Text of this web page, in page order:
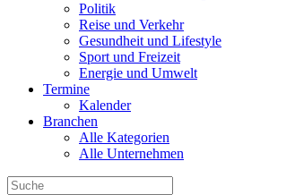
Politik
Reise und Verkehr
Gesundheit und Lifestyle
Sport und Freizeit
Energie und Umwelt
Termine
Kalender
Branchen
Alle Kategorien
Alle Unternehmen